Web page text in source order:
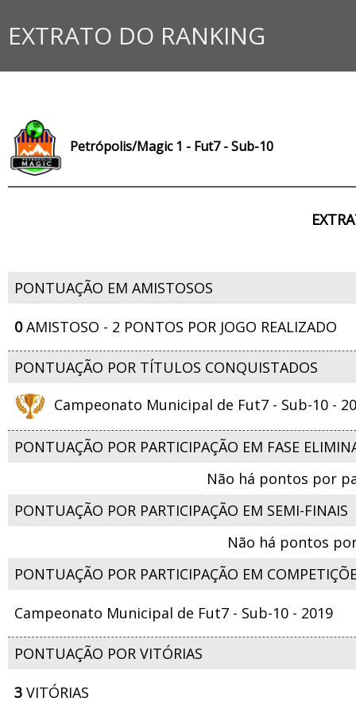
EXTRATO DO RANKING
Petrópolis/Magic 1 - Fut7 - Sub-10
PONTUAÇÃO EM AMISTOSOS
0AMISTOSO - 2 PONTOS POR JOGO REALIZADO
PONTUAÇÃO POR TÍTULOS CONQUISTADOS
Campeonato Municipal de Fut7 - Sub-10 -
PONTUAÇÃO POR PARTICIPAÇÃO EM FASE
Não há pontos por
PONTUAÇÃO POR PARTICIPAÇÃO EM SEMI-FINAIS
Não há pontos
PONTUAÇÃO POR PARTICIPAÇÃO EM
Campeonato Municipal de Fut7 - Sub-10 - 2019
PONTUAÇÃO POR VITÓRIAS
3 VITÓRIAS